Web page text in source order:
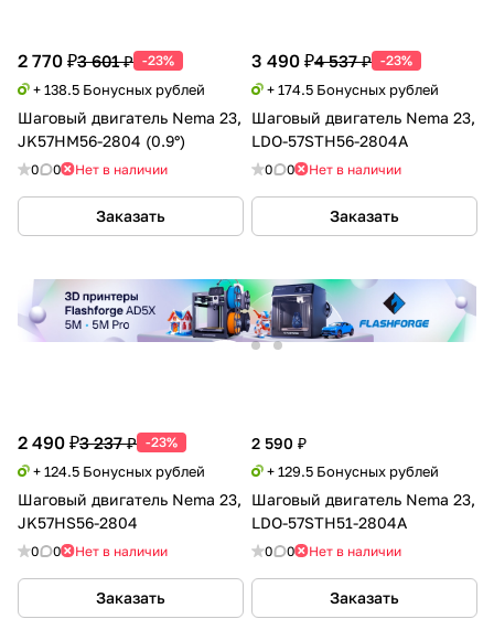
2 770 ₽3 601 ₽ -23%
+ 138.5 Бонусных рублей
Шаговый двигатель Nema 23,
JK57HM56-2804 (0.9°)
0 0 Нет в наличии
Заказать
3 490 ₽4 537 ₽ -23%
+ 174.5 Бонусных рублей
Шаговый двигатель Nema 23,
LDO-57STH56-2804A
0 0 Нет в наличии
Заказать
2 490 ₽3 237 ₽ -23%
+ 124.5 Бонусных рублей
Шаговый двигатель Nema 23,
JK57HS56-2804
0 0 Нет в наличии
Заказать
2 590 ₽
+ 129.5 Бонусных рублей
Шаговый двигатель Nema 23,
LDO-57STH51-2804A
0 0 Нет в наличии
Заказать